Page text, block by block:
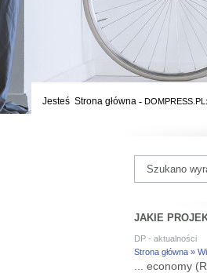
Jesteś Strona główna -
Szukano
JAKIE
DP - aktualności
Strona główna »
... economy